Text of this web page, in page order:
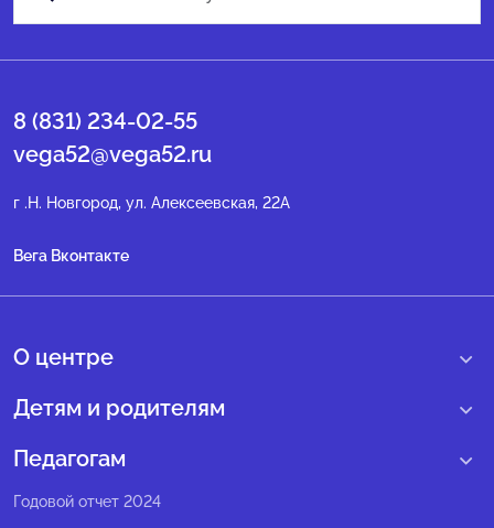
8 (831) 234-02-55
vega52@vega52.ru
г .Н. Новгород, ул. Алексеевская, 22А
Вега Вконтакте
О центре
О нас
Структура регионального центра
Педагогический состав
Детям и родителям
Учебные интенсивные сборы
Педагогам
Программы Веги
Годовой отчет 2024